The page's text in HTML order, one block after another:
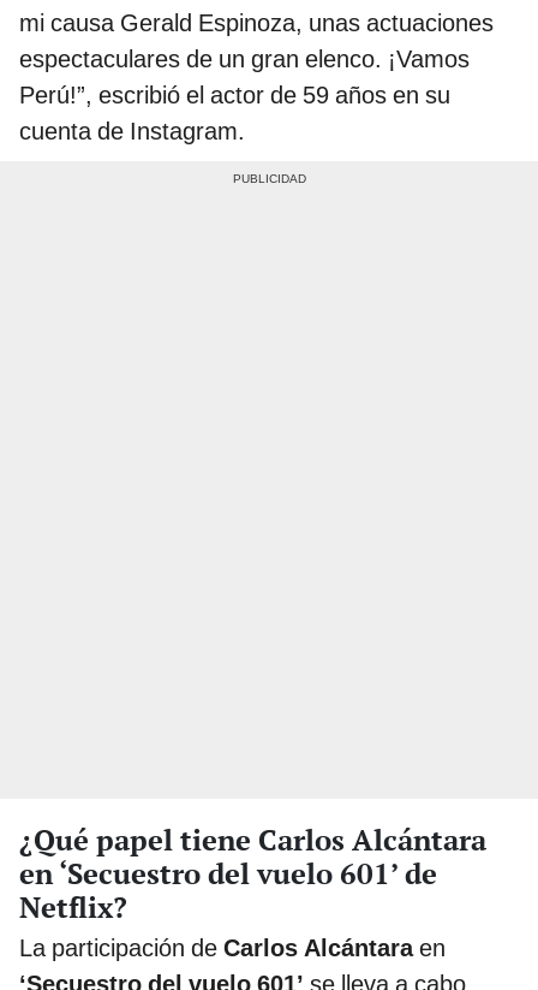
mi causa Gerald Espinoza, unas actuaciones
espectaculares de un gran elenco. ¡Vamos
Perú!”, escribió el actor de 59 años en su
cuenta de Instagram.
¿Qué papel tiene Carlos Alcántara
en ‘Secuestro del vuelo 601’ de
Netflix?
La participación de Carlos Alcántaraen